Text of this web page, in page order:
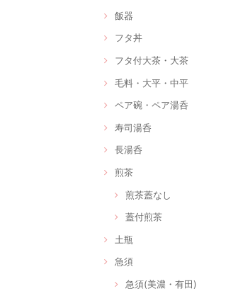
飯器
フタ丼
フタ付大茶・大茶
毛料・大平・中平
ペア碗・ペア湯呑
寿司湯呑
長湯呑
煎茶
煎茶蓋なし
蓋付煎茶
土瓶
急須
急須(美濃・有田)